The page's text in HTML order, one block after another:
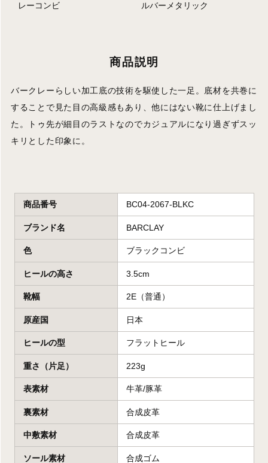
レーコンビ
ルバーメタリック
商品説明
バークレーらしい加工底の技術を駆使した一足。底材を共巻に
することで見た目の高級感もあり、他にはない靴に仕上げまし
た。トゥ先が細目のラストなのでカジュアルになり過ぎずスッ
キリとした印象に。
商品番号 BC04-2067-BLKC
ブランド名 BARCLAY
色 ブラックコンビ
ヒールの高さ 3.5cm
靴幅 2E（普通）
原産国 日本
ヒールの型 フラットヒール
重さ（片足） 223g
表素材 牛革/豚革
裏素材 合成皮革
中敷素材 合成皮革
ソール素材 合成ゴム